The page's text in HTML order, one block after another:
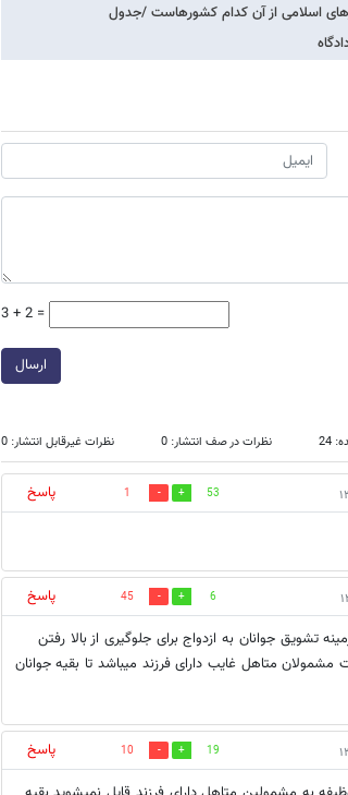
اسلامی از آن کدام کشورهاست /جدول
3 + 2 =
ارسال
نظرات در صف انتشار: 0 نظرات غیرقابل انتشار: 0
53
1
پاسخ
6
45
پاسخ
تشویق جوانان به ازدواج برای جلوگیری از بالا رفتن
متاهل غایب دارای فرزند میباشد تا بقیه جوانان
19
10
پاسخ